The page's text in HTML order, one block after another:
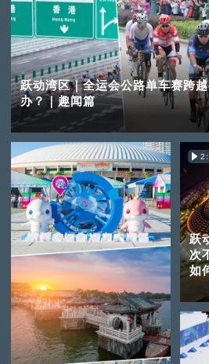
跃动湾区｜全运会公路单车赛跨
办？｜趣闻篇
跃
次
如